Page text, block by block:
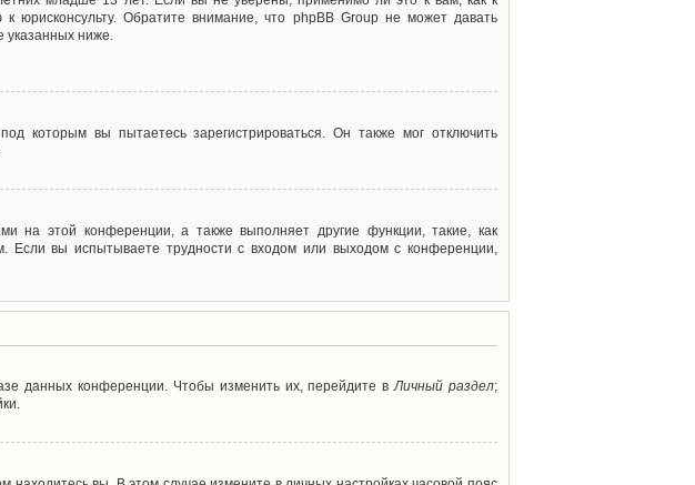
Обратите внимание, что phpBB Group не может давать
указанных ниже.
которым вы пытаетесь зарегистрироваться. Он также мог отключить
на этой конференции, а также выполняет другие функции, такие, как
Если вы испытываете трудности с входом или выходом с конференции,
данных конференции. Чтобы изменить их, перейдите вЛичный раздел;